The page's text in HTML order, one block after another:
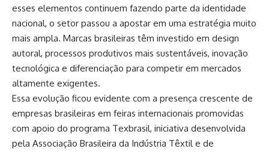
esses elementos continuem fazendo parte da identidade
nacional, o setor passou a apostar em uma estratégia muito
mais ampla. Marcas brasileiras têm investido em design
autoral, processos produtivos mais sustentáveis, inovação
tecnológica e diferenciação para competir em mercados
altamente exigentes.
Essa evolução ficou evidente com a presença crescente de
empresas brasileiras em feiras internacionais promovidas
com apoio do programa Texbrasil, iniciativa desenvolvida
pela Associação Brasileira da Indústria Têxtil e de